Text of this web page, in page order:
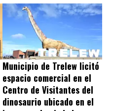
Municipio de Trelew licitó
espacio comercial en el
Centro de Visitantes del
dinosaurio ubicado en el